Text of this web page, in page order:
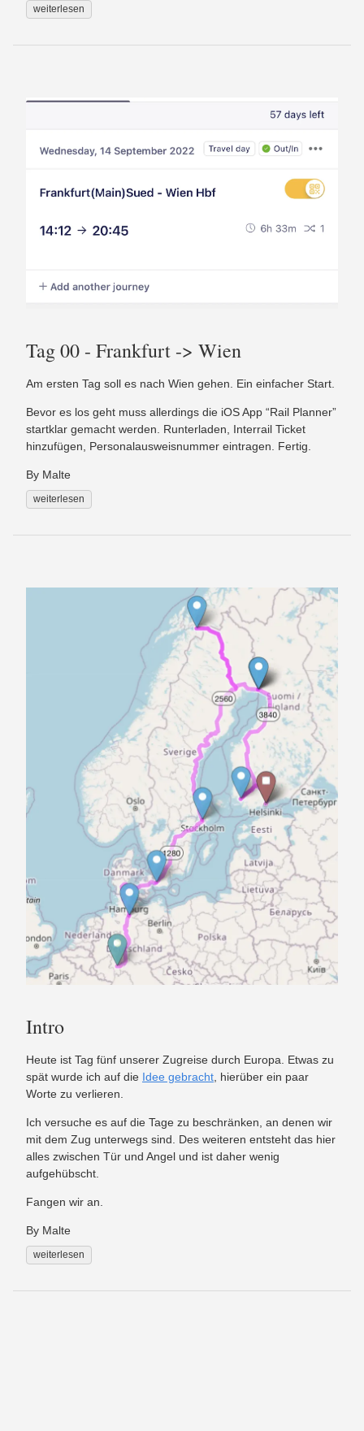
weiterlesen
Tag 00 - Frankfurt -> Wien
Am ersten Tag soll es nach Wien gehen. Ein einfacher Start.
Bevor es los geht muss allerdings die iOS App “Rail Planner”
startklar gemacht werden. Runterladen, Interrail Ticket
hinzufügen, Personalausweisnummer eintragen. Fertig.
By Malte
weiterlesen
Intro
Heute ist Tag fünf unserer Zugreise durch Europa. Etwas zu
spät wurde ich auf die Idee gebracht , hierüber ein paar
Worte zu verlieren.
Ich versuche es auf die Tage zu beschränken, an denen wir
mit dem Zug unterwegs sind. Des weiteren entsteht das hier
alles zwischen Tür und Angel und ist daher wenig
aufgehübscht.
Fangen wir an.
By Malte
weiterlesen